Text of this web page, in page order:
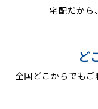
宅配だから
ど
全国どこからでも